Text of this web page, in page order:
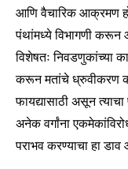
आणि वैचारिक आक्रमण
पंथांमध्ये विभागणी
विशेषतः निवडणुकांच्या
करून मतांचे ध्रुवीकरण
फायद्यासाठी असून
अनेक वर्गांना
पराभव करण्याचा हा